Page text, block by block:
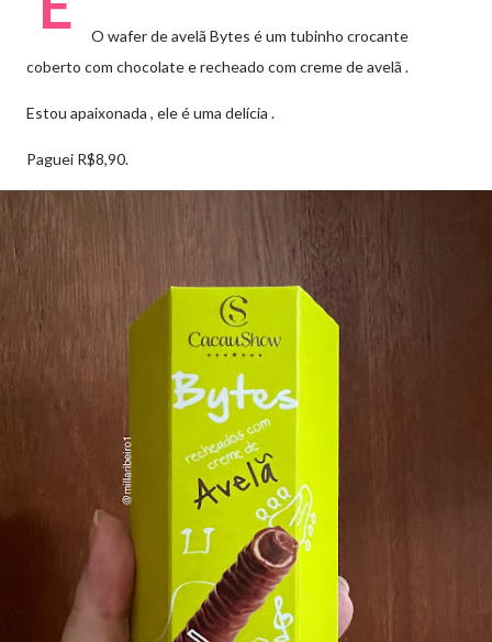
O wafer de avelã Bytes é um tubinho crocante
coberto com chocolate e recheado com creme de avelã .
Estou apaixonada , ele é uma delícia .
Paguei R$8,90.